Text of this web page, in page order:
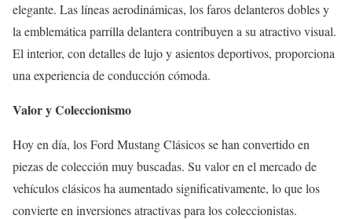
elegante. Las líneas aerodinámicas, los faros delanteros dobles y
la emblemática parrilla delantera contribuyen a su atractivo visual.
El interior, con detalles de lujo y asientos deportivos, proporciona
una experiencia de conducción cómoda.
Valor y Coleccionismo
Hoy en día, los Ford Mustang Clásicos se han convertido en
piezas de colección muy buscadas. Su valor en el mercado de
vehículos clásicos ha aumentado significativamente, lo que los
convierte en inversiones atractivas para los coleccionistas.